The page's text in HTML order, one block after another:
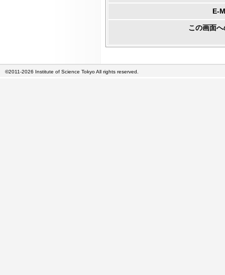
E-
この画面
©2011-2026 Institute of Science Tokyo All rights reserved.